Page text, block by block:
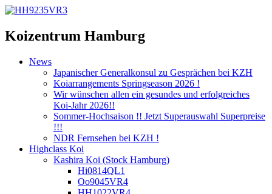
Koizentrum Hamburg
News
Japanischer Generalkonsul zu Gesprächen bei KZH
Koiarrangements Springseason 2026 !
Wir wünschen allen ein gesundes und erfolgreiches
Koi-Jahr 2026!!
Sommer-Hochsaison !! Jetzt Superauswahl Superpreise
!!!
NDR Fernsehen bei KZH !
Highclass Koi
Kashira Koi (Stock Hamburg)
Hi0814QL1
Oo9045VR4